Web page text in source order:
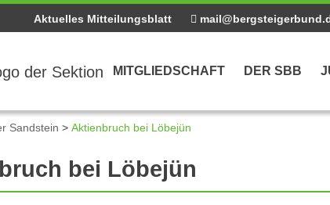
Aktuelles Mitteilungsblatt
MITGLIEDSCHAFT DER SBB
Sandstein > Aktienbruch bei Löbejün
bei Löbejün